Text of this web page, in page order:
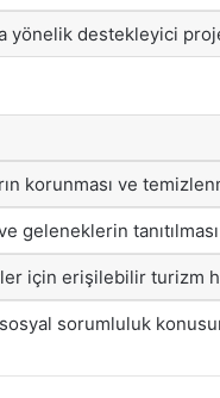
yönelik destekleyici
korunması ve
geleneklerin tanıtılması
için erişilebilir turizm
sorumluluk